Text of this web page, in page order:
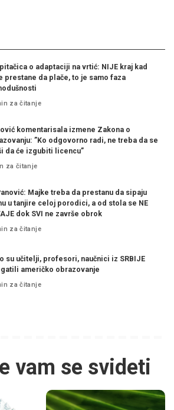
o adaptaciji na vrtić: NIJE kraj kad
prestane da plače, to je samo faza
za čitanje
komentarisala izmene Zakona o
”Ko odgovorno radi, ne treba da se
da će izgubiti licencu”
za čitanje
Majke treba da prestanu da sipaju
u tanjire celoj porodici, a od stola se NE
dok SVI ne završe obrok
za čitanje
su učitelji, profesori, naučnici iz SRBIJE
američko obrazovanje
za čitanje
vam se svideti